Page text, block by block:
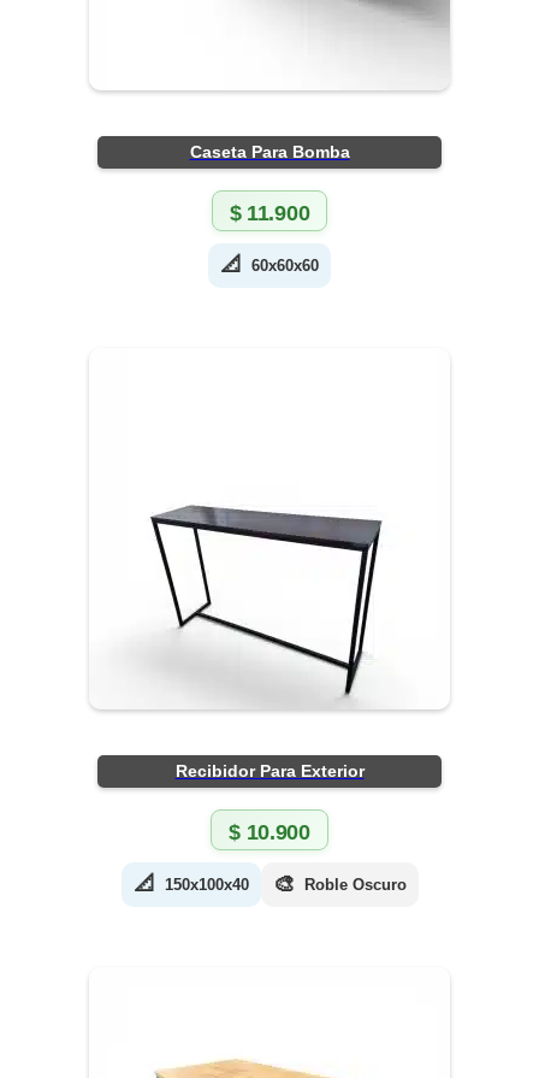
Caseta Para Bomba
$11.900
📐 60x60x60
Recibidor Para Exterior
$10.900
📐 150x100x40 🎨 Roble Oscuro